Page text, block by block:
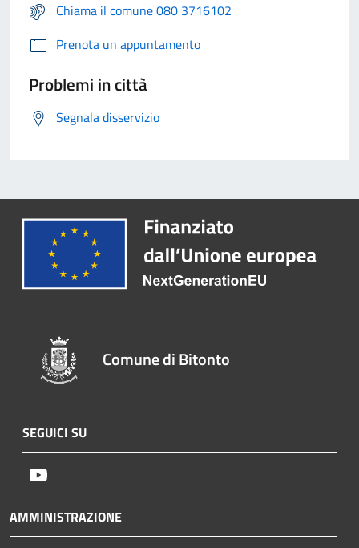
Chiama il comune 080 3716102
Prenota un appuntamento
Problemi in città
Segnala disservizio
Comune di Bitonto
SEGUICI SU
AMMINISTRAZIONE